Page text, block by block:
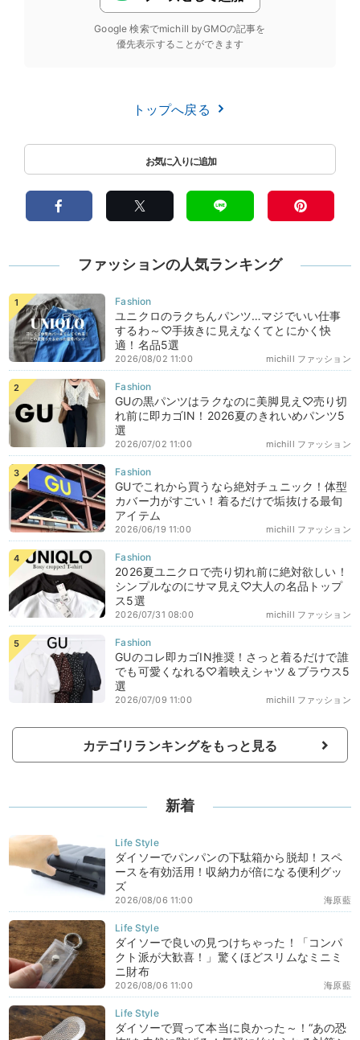
Google 検索でmichill byGMOの記事を
優先表示することができます
トップへ戻る
ファッションの人気ランキング
ユニクロのラクちんパンツ…マジでいい仕事
するわ～♡手抜きに見えなくてとにかく快
適！名品5選
michill ファッション
2026/08/02 11:00
GUの黒パンツはラクなのに美脚見え♡売り切
れ前に即カゴIN！2026夏のきれいめパンツ5
選
michill ファッション
2026/07/02 11:00
GUでこれから買うなら絶対チュニック！体型
カバー力がすごい！着るだけで垢抜ける最旬
アイテム
michill ファッション
2026/06/19 11:00
2026夏ユニクロで売り切れ前に絶対欲しい！
シンプルなのにサマ見え♡大人の名品トップ
ス5選
michill ファッション
2026/07/31 08:00
GUのコレ即カゴIN推奨！さっと着るだけで誰
でも可愛くなれる♡着映えシャツ＆ブラウス5
選
michill ファッション
2026/07/09 11:00
カテゴリランキングをもっと見る
新着
ダイソーでパンパンの下駄箱から脱却！スペ
ースを有効活用！収納力が倍になる便利グッ
ズ
海原藍
2026/08/06 11:00
ダイソーで良いの見つけちゃった！「コンパ
クト派が大歓喜！」驚くほどスリムなミニミ
ニ財布
海原藍
2026/08/06 11:00
ダイソーで買って本当に良かった～！“あの恐